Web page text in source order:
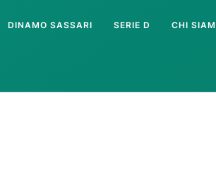
DINAMO SASSARI SERIE D CHI